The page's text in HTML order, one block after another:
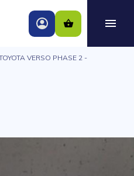
VERSO PHASE 2 -